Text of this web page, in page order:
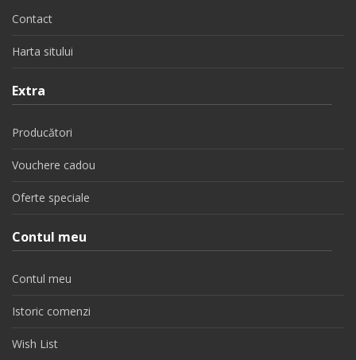
Contact
Harta sitului
Extra
Producători
Vouchere cadou
Oferte speciale
Contul meu
Contul meu
Istoric comenzi
Wish List